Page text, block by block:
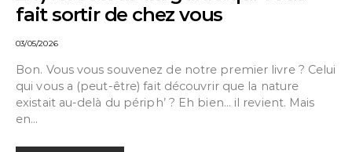
fait sortir de chez vous
03/05/2026
Bon. Vous vous souvenez de notre premier livre ? Celui
qui vous a (peut-être) fait découvrir que la nature
existait au-delà du périph’ ? Eh bien… il revient. Mais
en…